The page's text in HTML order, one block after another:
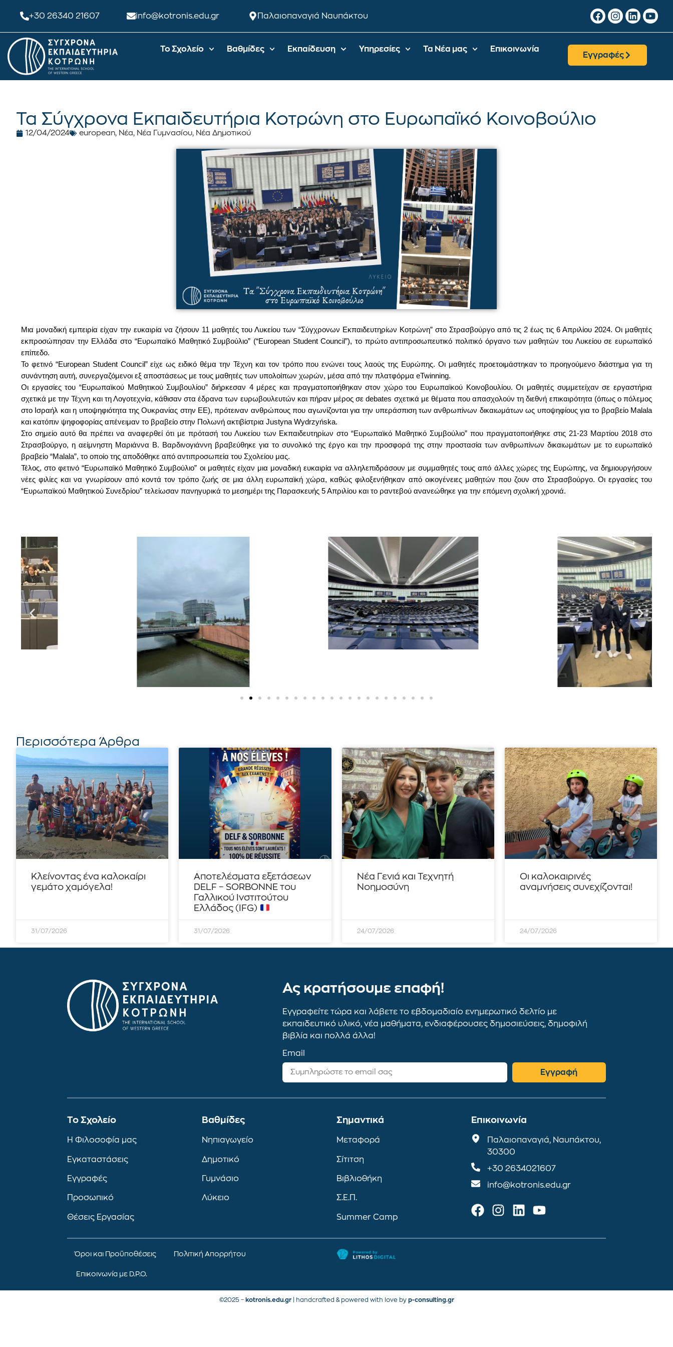
+30 26340 21607 info@kotronis.edu.gr Παλαιοπαναγιά Ναυπάκτου
Το Σχολείο Βαθμίδες Εκπαίδευση Υπηρεσίες Τα Νέα μας Επικοινωνία
Εγγραφές
Τα Σύγχρονα Εκπαιδευτήρια Κοτρώνη στο Ευρωπαϊκό Κοινοβούλιο
12/04/2024 european, Νέα, Νέα Γυμνασίου, Νέα Δημοτικού
Μια μοναδική εμπειρία είχαν την ευκαιρία να ζήσουν 11 μαθητές του Λυκείου των “Σύγχρονων Εκπαιδευτηρίων Κοτρώνη” στο Στρασβούργο από τις 2 έως τις 6 Απριλίου 2024. Οι μαθητές
εκπροσώπησαν την Ελλάδα στο “Ευρωπαϊκό Μαθητικό Συμβούλιο” (“European Student Council”), το πρώτο αντιπροσωπευτικό πολιτικό όργανο των μαθητών του Λυκείου σε ευρωπαϊκό
επίπεδο.
Το φετινό “European Student Council” είχε ως ειδικό θέμα την Τέχνη και τον τρόπο που ενώνει τους λαούς της Ευρώπης. Οι μαθητές προετοιμάστηκαν το προηγούμενο διάστημα για τη
συνάντηση αυτή, συνεργαζόμενοι εξ αποστάσεως με τους μαθητές των υπολοίπων χωρών, μέσα από την πλατφόρμα eTwinning.
Οι εργασίες του “Ευρωπαϊκού Μαθητικού Συμβουλίου” διήρκεσαν 4 μέρες και πραγματοποιήθηκαν στον χώρο του Ευρωπαϊκού Κοινοβουλίου. Οι μαθητές συμμετείχαν σε εργαστήρια
σχετικά με την Τέχνη και τη Λογοτεχνία, κάθισαν στα έδρανα των ευρωβουλευτών και πήραν μέρος σε debates σχετικά με θέματα που απασχολούν τη διεθνή επικαιρότητα (όπως ο πόλεμος
στο Ισραήλ και η υποψηφιότητα της Ουκρανίας στην ΕΕ), πρότειναν ανθρώπους που αγωνίζονται για την υπεράσπιση των ανθρωπίνων δικαιωμάτων ως υποψηφίους για το βραβείο Malala
και κατόπιν ψηφοφορίας απένειμαν το βραβείο στην Πολωνή ακτιβίστρια Justyna Wydrzyńska.
Στο σημείο αυτό θα πρέπει να αναφερθεί ότι με πρότασή του Λυκείου των Εκπαιδευτηρίων στο “Ευρωπαϊκό Μαθητικό Συμβούλιο” που πραγματοποιήθηκε στις 21-23 Μαρτίου 2018 στο
Στρασβούργο, η αείμνηστη Μαριάννα Β. Βαρδινογιάννη βραβεύθηκε για το συνολικό της έργο και την προσφορά της στην προστασία των ανθρωπίνων δικαιωμάτων με το ευρωπαϊκό
βραβείο “Malala”, το οποίο της αποδόθηκε από αντιπροσωπεία του Σχολείου μας.
Τέλος, στο φετινό “Ευρωπαϊκό Μαθητικό Συμβούλιο” οι μαθητές είχαν μια μοναδική ευκαιρία να αλληλεπιδράσουν με συμμαθητές τους από άλλες χώρες της Ευρώπης, να δημιουργήσουν
νέες φιλίες και να γνωρίσουν από κοντά τον τρόπο ζωής σε μια άλλη ευρωπαϊκή χώρα, καθώς φιλοξενήθηκαν από οικογένειες μαθητών που ζουν στο Στρασβούργο. Οι εργασίες του
“Ευρωπαϊκού Μαθητικού Συνεδρίου” τελείωσαν πανηγυρικά το μεσημέρι της Παρασκευής 5 Απριλίου και το ραντεβού ανανεώθηκε για την επόμενη σχολική χρονιά.
Περισσότερα Άρθρα
Κλείνοντας ένα καλοκαίρι
γεμάτο χαμόγελα!
31/07/2026
Αποτελέσματα εξετάσεων
DELF – SORBONNE του
Γαλλικού Ινστιτούτου
Ελλάδος (IFG)
31/07/2026
Νέα Γενιά και Τεχνητή
Νοημοσύνη
24/07/2026
Οι καλοκαιρινές
αναμνήσεις συνεχίζονται!
24/07/2026
Ας κρατήσουμε επαφή!
Εγγραφείτε τώρα και λάβετε το εβδομαδιαίο ενημερωτικό δελτίο με
εκπαιδευτικό υλικό, νέα μαθήματα, ενδιαφέρουσες δημοσιεύσεις, δημοφιλή
βιβλία και πολλά άλλα!
Email
Εγγραφή
To Σχολείο
Η Φιλοσοφία μας
Εγκαταστάσεις
Εγγραφές
Προσωπικό
Θέσεις Εργασίας
Βαθμίδες
Νηπιαγωγείο
Δημοτικό
Γυμνάσιο
Λύκειο
Σημαντικά
Μεταφορά
Σίτιτση
Βιβλιοθήκη
Σ.Ε.Π.
Summer Camp
Επικοινωνία
Παλαιοπαναγιά, Ναυπάκτου,
30300
+30 2634021607
info@kotronis.edu.gr
Όροι και Προϋποθέσεις Πολιτική Απορρήτου
Επικοινωνία με D.P.O.
©2025 – kotronis.edu.gr| handcrafted & powered with love by p-consulting.gr